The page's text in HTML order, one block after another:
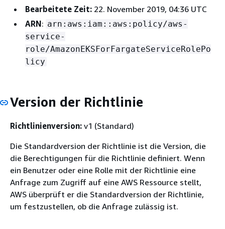
Bearbeitete Zeit: 22. November 2019, 04:36 UTC
ARN: arn:aws:iam::aws:policy/aws-
service-
role/AmazonEKSForFargateServiceRolePo
licy
Version der Richtlinie
Richtlinienversion: v1 (Standard)
Die Standardversion der Richtlinie ist die Version, die
die Berechtigungen für die Richtlinie definiert. Wenn
ein Benutzer oder eine Rolle mit der Richtlinie eine
Anfrage zum Zugriff auf eine AWS Ressource stellt,
AWS überprüft er die Standardversion der Richtlinie,
um festzustellen, ob die Anfrage zulässig ist.